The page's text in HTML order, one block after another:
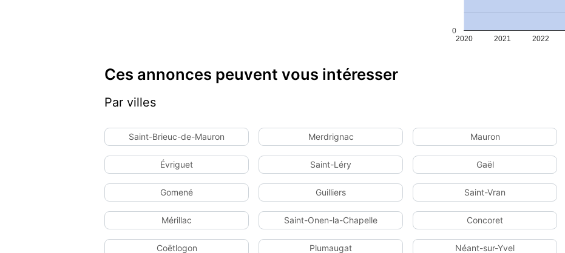
2020 2021 2022
0
Ces annonces peuvent vous intéresser
Par villes
Saint-Brieuc-de-Mauron Merdrignac Mauron
Évriguet Saint-Léry Gaël
Gomené Guilliers Saint-Vran
Mérillac Saint-Onen-la-Chapelle Concoret
Coëtlogon Plumaugat Néant-sur-Yvel